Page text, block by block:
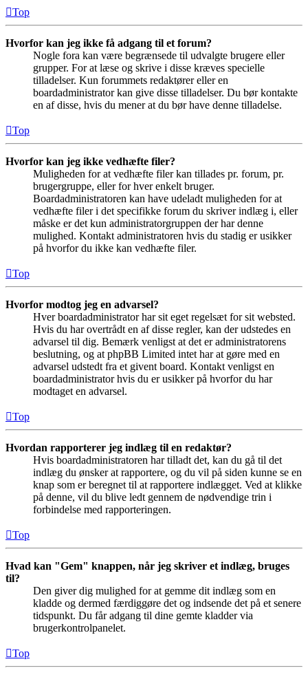
Top
Hvorfor kan jeg ikke få adgang til et forum?
Nogle fora kan være begrænsede til udvalgte brugere eller
grupper. For at læse og skrive i disse kræves specielle
tilladelser. Kun forummets redaktører eller en
boardadministrator kan give disse tilladelser. Du bør kontakte
en af disse, hvis du mener at du bør have denne tilladelse.
Top
Hvorfor kan jeg ikke vedhæfte filer?
Muligheden for at vedhæfte filer kan tillades pr. forum, pr.
brugergruppe, eller for hver enkelt bruger.
Boardadministratoren kan have udeladt muligheden for at
vedhæfte filer i det specifikke forum du skriver indlæg i, eller
måske er det kun administratorgruppen der har denne
mulighed. Kontakt administratoren hvis du stadig er usikker
på hvorfor du ikke kan vedhæfte filer.
Top
Hvorfor modtog jeg en advarsel?
Hver boardadministrator har sit eget regelsæt for sit websted.
Hvis du har overtrådt en af disse regler, kan der udstedes en
advarsel til dig. Bemærk venligst at det er administratorens
beslutning, og at phpBB Limited intet har at gøre med en
advarsel udstedt fra et givent board. Kontakt venligst en
boardadministrator hvis du er usikker på hvorfor du har
modtaget en advarsel.
Top
Hvordan rapporterer jeg indlæg til en redaktør?
Hvis boardadministratoren har tilladt det, kan du gå til det
indlæg du ønsker at rapportere, og du vil på siden kunne se en
knap som er beregnet til at rapportere indlægget. Ved at klikke
på denne, vil du blive ledt gennem de nødvendige trin i
forbindelse med rapporteringen.
Top
Hvad kan "Gem" knappen, når jeg skriver et indlæg, bruges
til?
Den giver dig mulighed for at gemme dit indlæg som en
kladde og dermed færdiggøre det og indsende det på et senere
tidspunkt. Du får adgang til dine gemte kladder via
brugerkontrolpanelet.
Top